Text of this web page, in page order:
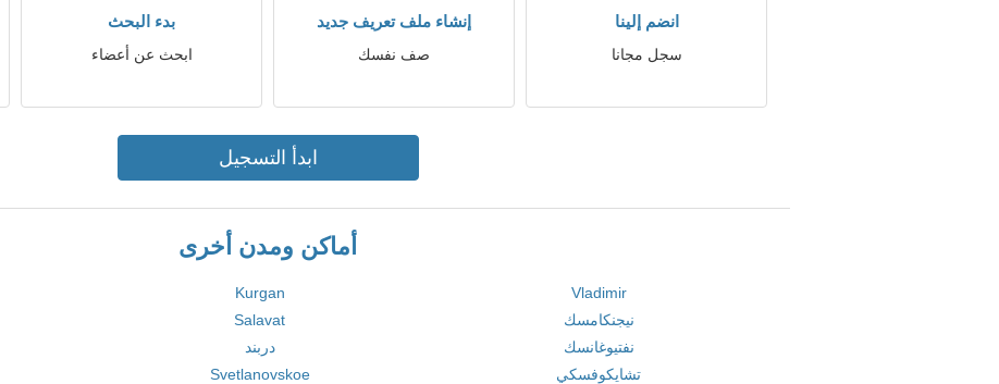
انضم إلينا
سجل مجانا
إنشاء ملف تعريف جديد
صف نفسك
بدء البحث
ابحث عن أعضاء
ابدأ التسجيل
أماكن ومدن أخرى
Vladimir
Kurgan
نيجنكامسك
Salavat
نفتيوغانسك
دربند
تشايكوفسكي
Svetlanovskoe